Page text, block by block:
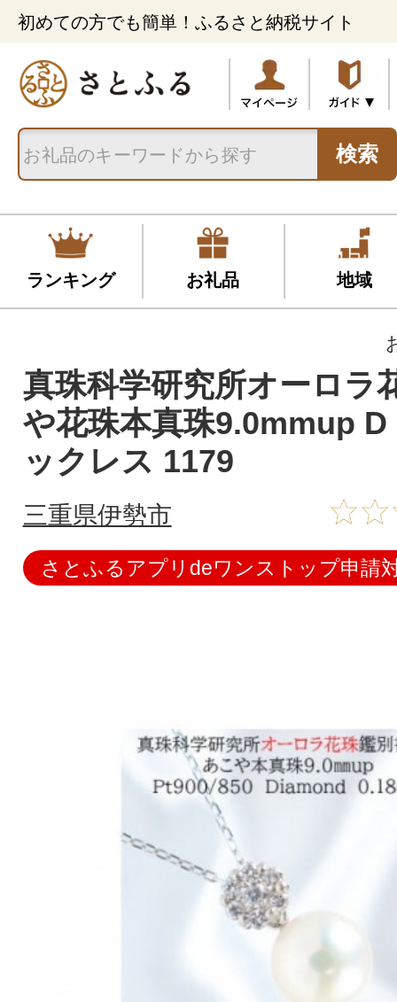
初めての方でも簡単！ふるさと納税サイト
検索
ランキング お礼品 地域
真珠科学研究所オーロラ
や花珠本真珠9.0mmup
ックレス 1179
三重県伊勢市
さとふるアプリdeワンストップ申請